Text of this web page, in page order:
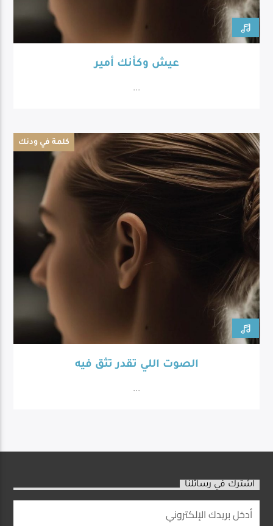
عيش وكأنك أمير
...
كلمة في ودنك
الصوت اللي تقدر تثق فيه
...
اشترك في رسائلنا